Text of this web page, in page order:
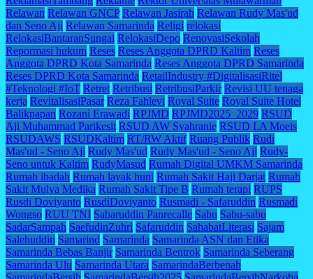
Relawan Relawan GNCP Relawan Jasirah Relawan Rudy Mas'ud
dan Seno Aji Relawan Samarinda Religi relokasi
RelokasiBantaranSungai RelokasiDepo RenovasiSekolah
Repormasi hukum Reses Reses Anggota DPRD Kaltim Reses
Anggota DPRD Kota Samarinda Reses Anggota DPRD Samarinda
Reses DPRD Kota Samarinda RetailIndustry #DigitalisasiRitel
#Teknologi #IoT Retret Retribusi RetribusiParkir Revisi UU tenaga
kerja RevitalisasiPasar Reza Fahlevi Royal Suite Royal Suite Hotel
Balikpapan Rozani Erawadi RPJMD RPJMD2025_2029 RSUD
Aji Muhammad Parikesit RSUD AW Syahranie RSUD I.A Moeis
RSUDAWS RSUDKaltim RT/RW Aktif Ruang Publik Rudi
Mas'ud - Seno Aji Rudy Mas'ud Rudy Mas'ud - Seno Aji Rudy-
Seno untuk Kaltim RudyMasud Rumah Digital UMKM Samarinda
Rumah ibadah Rumah layak huni Rumah Sakit Haji Darjat Rumah
Sakit Mulya Medika Rumah Sakit Tipe B Rumah terapi RUPS
Rusdi Doviyanto RusdiDoviyanto Rusmadi - Safaruddin Rusmadi
Wongso RUU TNI Sabaruddin Panrecalle Sabu Sabu-sabu
SadarSampah SaefudinZuhri Safaruddin SahabatLiterasi Sajam
Salehuddin Samarind Samarinda Samarinda ASN dan Etika
Samarinda Bebas Banjir Samarinda Bentrok Samarinda Seberang
Samarinda Ulu Samarinda Utara SamarindaBerbenah